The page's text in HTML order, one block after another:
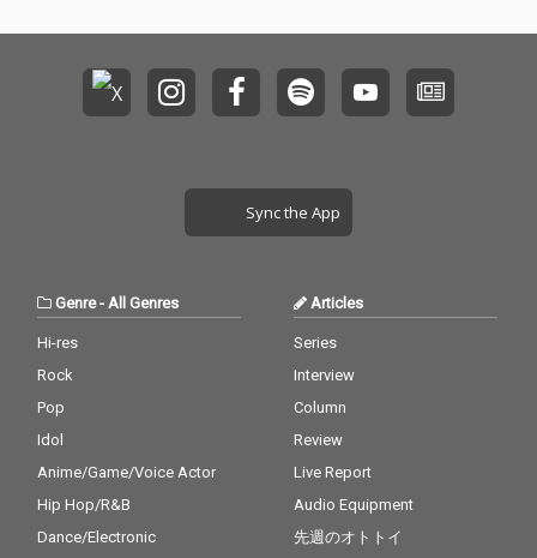
さまずにはいられない
呼。 あなたの耳からこ
の曲が入り込み、心と
ることでしょう。
さまずにはいられない
呼。 あなたの耳からこ
の曲が入り込み、心と
ることでしょう。
Sync the App
Genre- All Genres
Hi-res
Rock
Pop
Idol
Anime/Game/Voice Actor
Hip Hop/R&B
Dance/Electronic
Articles
Series
Interview
Column
Review
Live Report
Audio Equipment
先週のオトトイ